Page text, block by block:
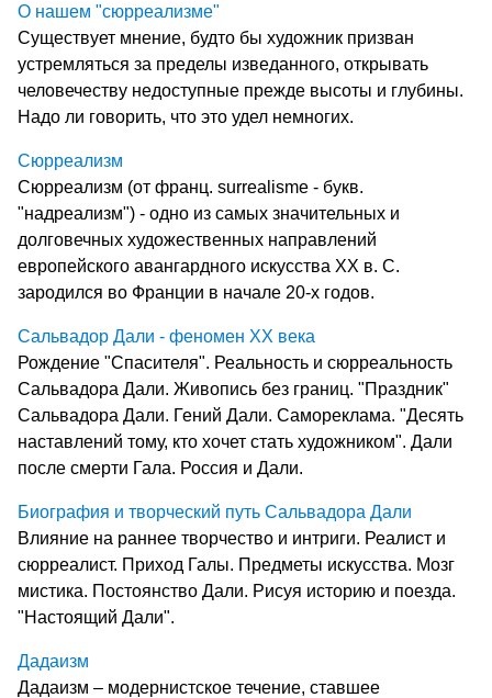
О нашем "сюрреализме"
Существует мнение, будто бы художник призван
устремляться за пределы изведанного, открывать
человечеству недоступные прежде высоты и глубины.
Надо ли говорить, что это удел немногих.
Сюрреализм
Сюрреализм (от франц. surrealisme - букв.
"надреализм") - одно из самых значительных и
долговечных художественных направлений
европейского авангардного искусства ХХ в. С.
зародился во Франции в начале 20-х годов.
Сальвадор Дали - феномен ХХ века
Рождение "Спасителя". Реальность и сюрреальность
Сальвадора Дали. Живопись без границ. "Праздник"
Сальвадора Дали. Гений Дали. Самореклама. "Десять
наставлений тому, кто хочет стать художником". Дали
после смерти Гала. Россия и Дали.
Биография и творческий путь Сальвадора Дали
Влияние на раннее творчество и интриги. Реалист и
сюрреалист. Приход Галы. Предметы искусства. Мозг
мистика. Постоянство Дали. Рисуя историю и поезда.
"Hастоящий Дали".
Дадаизм
Дадаизм – модернистское течение, ставшее